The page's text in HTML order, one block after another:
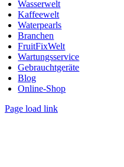
Wasserwelt
Kaffeewelt
Waterpearls
Branchen
FruitFixWelt
Wartungsservice
Gebrauchtgeräte
Blog
Online-Shop
Page load link